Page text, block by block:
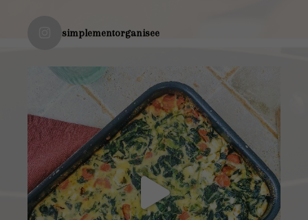
simplementorganisee